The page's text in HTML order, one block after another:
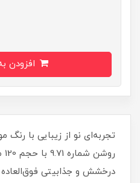
تجربه‌ای نو از زیبایی با رنگ
درخشش و جذابیتی